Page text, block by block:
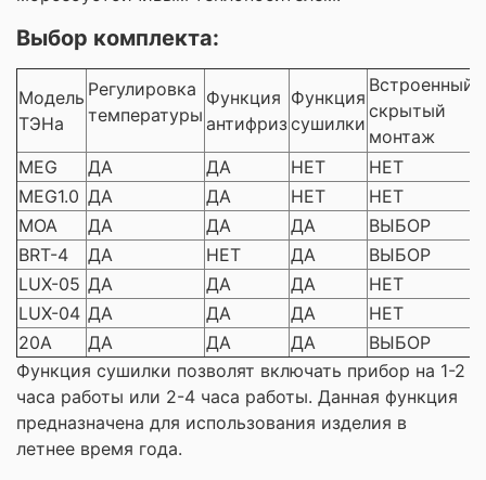
Выбор комплекта:
Модель
ТЭНа
Регулировка
температуры
Функция
антифриз
Функция
сушилки
Встроенный
скрытый
монтаж
MEG
ДА ДА НЕТ НЕТ
MEG1.0 ДА ДА НЕТ НЕТ
MOA
ДА ДА ДА ВЫБОР
BRT-4
ДА НЕТ ДА ВЫБОР
LUX-05 ДА ДА ДА НЕТ
LUX-04 ДА ДА ДА НЕТ
20A
ДА ДА ДА ВЫБОР
Функция сушилки позволят включать прибор на 1-2
часа работы или 2-4 часа работы. Данная функция
предназначена для использования изделия в
летнее время года.